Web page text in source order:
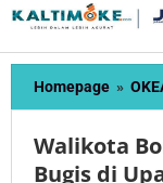
Skip
content
Homepage »
Walikota
Bugis di